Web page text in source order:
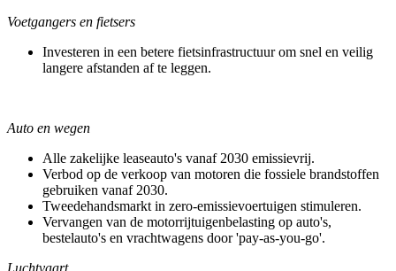
Voetgangers en fietsers
Investeren in een betere fietsinfrastructuur om snel en veilig
langere afstanden af te leggen.
Auto en wegen
Alle zakelijke leaseauto's vanaf 2030 emissievrij.
Verbod op de verkoop van motoren die fossiele brandstoffen
gebruiken vanaf 2030.
Tweedehandsmarkt in zero-emissievoertuigen stimuleren.
Vervangen van de motorrijtuigenbelasting op auto's,
bestelauto's en vrachtwagens door 'pay-as-you-go'.
Luchtvaart